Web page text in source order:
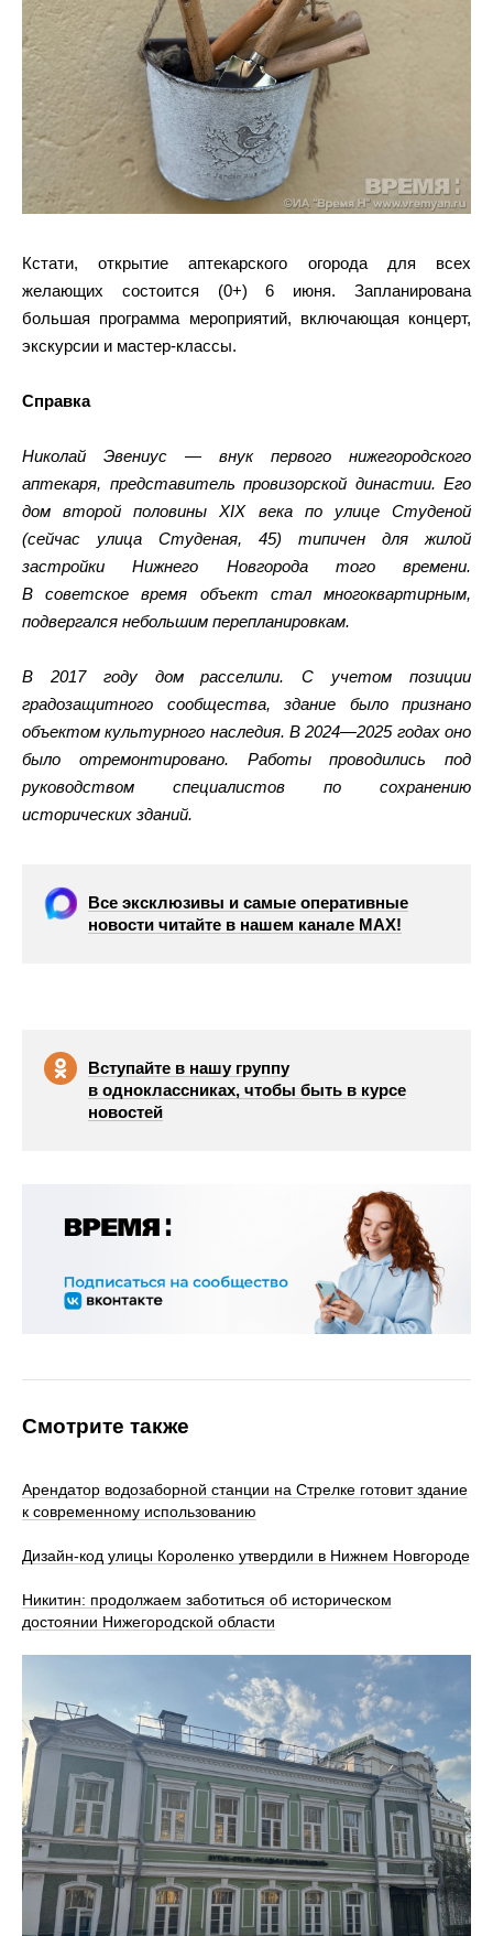
Кстати, открытие аптекарского огорода для всех
желающих состоится (0+) 6 июня. Запланирована
большая программа мероприятий, включающая концерт,
экскурсии и мастер-классы.
Справка
Николай Эвениус — внук первого нижегородского
аптекаря, представитель провизорской династии. Его
дом второй половины XIX века по улице Студеной
(сейчас улица Студеная, 45) типичен для жилой
застройки Нижнего Новгорода того времени.
В советское время объект стал многоквартирным,
подвергался небольшим перепланировкам.
В 2017 году дом расселили. С учетом позиции
градозащитного сообщества, здание было признано
объектом культурного наследия. В 2024—2025 годах оно
было отремонтировано. Работы проводились под
руководством специалистов по сохранению
исторических зданий.
Все эксклюзивы и самые оперативные
новости читайте в нашем канале МАХ!
Вступайте в нашу группу
в одноклассниках, чтобы быть в курсе
новостей
Смотрите также
Арендатор водозаборной станции на Стрелке готовит здание
к современному использованию
Дизайн-код улицы Короленко утвердили в Нижнем Новгороде
Никитин: продолжаем заботиться об историческом
достоянии Нижегородской области